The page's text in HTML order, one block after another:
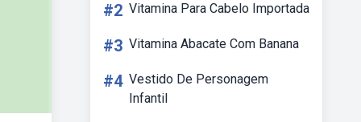
#2 Vitamina Para Cabelo Importada
#3 Vitamina Abacate Com Banana
#4 Vestido De Personagem
Infantil